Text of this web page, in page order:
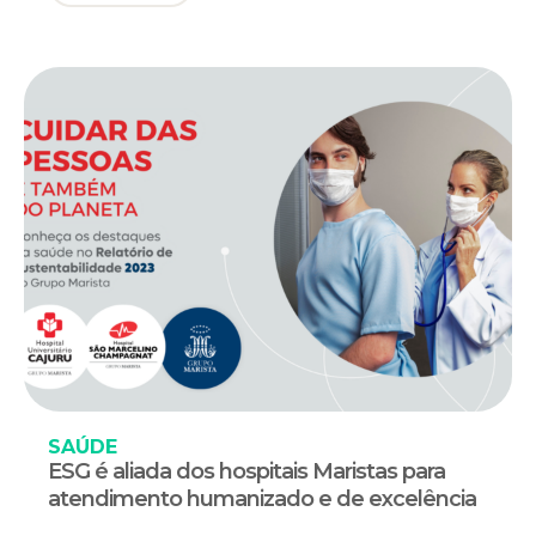
SAÚDE
ESG é aliada dos hospitais Maristas para
atendimento humanizado e de excelência